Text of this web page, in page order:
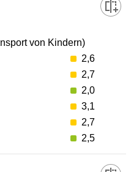
von Kindern)
2,6
2,7
2,0
3,1
2,7
2,5